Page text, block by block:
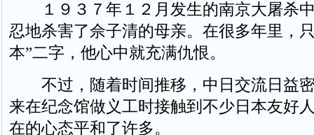
１９３７年１２月发生的南京大屠杀
忍地杀害了佘子清的母亲。在很多年里，
本”二字，他心中就充满仇恨。
不过，随着时间推移，中日交流日益
来在纪念馆做义工时接触到不少日本友好
在的心态平和了许多。